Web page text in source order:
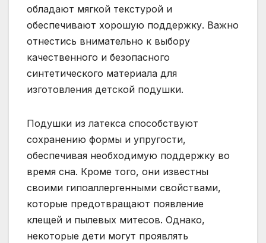
обладают мягкой текстурой и
обеспечивают хорошую поддержку. Важно
отнестись внимательно к выбору
качественного и безопасного
синтетического материала для
изготовления детской подушки.
Подушки из латекса способствуют
сохранению формы и упругости,
обеспечивая необходимую поддержку во
время сна. Кроме того, они известны
своими гипоаллергенными свойствами,
которые предотвращают появление
клещей и пылевых митесов. Однако,
некоторые дети могут проявлять